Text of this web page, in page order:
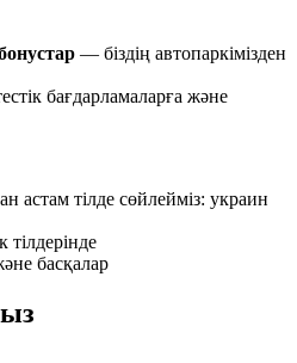
— біздің автопаркімізден
бағдарламаларға және
астам тілде сөйлейміз: украин
басқалар